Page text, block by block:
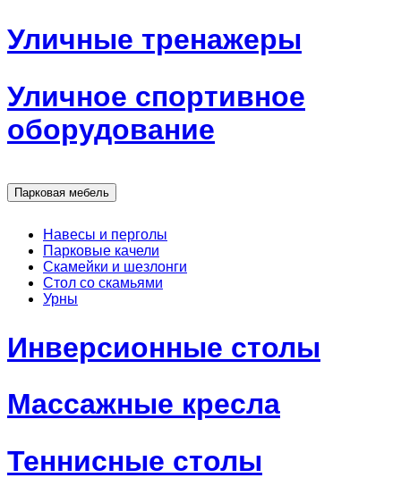
Уличные тренажеры
Уличное спортивное
оборудование
Парковая мебель
Навесы и перголы
Парковые качели
Скамейки и шезлонги
Стол со скамьями
Урны
Инверсионные столы
Массажные кресла
Теннисные столы